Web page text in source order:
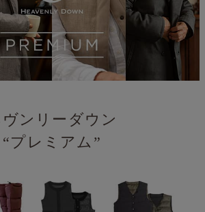
ンリーダウン
“プレミアム”